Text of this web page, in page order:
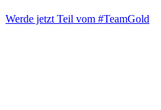
Werde jetzt Teil vom #TeamGold